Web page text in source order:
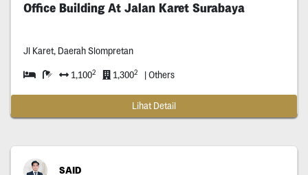
Office Building At Jalan Karet Surabaya
Jl Karet, Daerah Slompretan
1,1002 1,3002 | Others
Lihat Detail
SAID